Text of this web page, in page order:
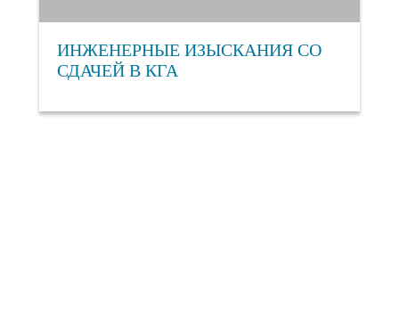
ИНЖЕНЕРНЫЕ ИЗЫСКАНИЯ СО
СДАЧЕЙ В КГА